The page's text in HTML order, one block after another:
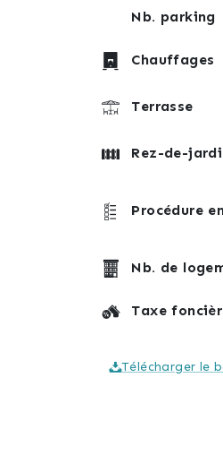
Nb. parking
Chauffages
Terrasse
Rez-de-
Procédure
Nb. de
Taxe
Télécharger le